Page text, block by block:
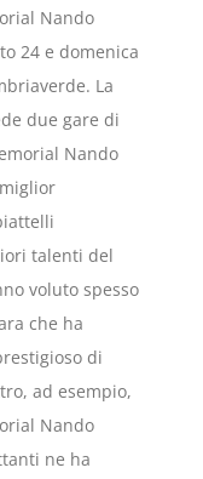
Nando
24 e domenica
La
due gare di
Nando
talenti del
voluto spesso
che ha
di
ad esempio,
Nando
ne ha